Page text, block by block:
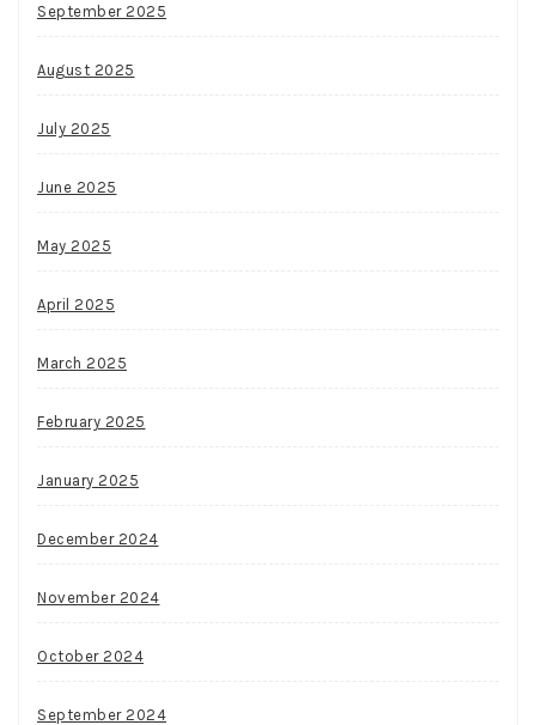
September 2025
August 2025
July 2025
June 2025
May 2025
April 2025
March 2025
February 2025
January 2025
December 2024
November 2024
October 2024
September 2024